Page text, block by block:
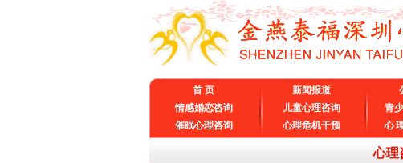
首 页 新闻报道
情感婚恋咨询
儿童心理咨询 青
催眠心理咨询
心理危机干预 心
心理